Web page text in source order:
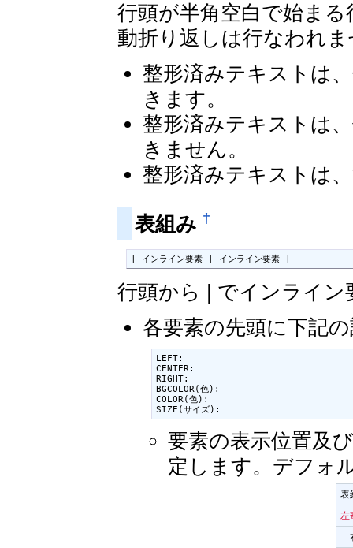
行頭が半角空白で始ま
動折り返しは行なわれ
整形済みテキストは
きます。
整形済みテキストは
きません。
整形済みテキストは
表組み †
| インライン要素 | インライン要素 |
行頭から | でインライ
各要素の先頭に下記
LEFT:
CENTER:
RIGHT:
BGCOLOR(色):
COLOR(色):
SIZE(サイズ):
要素の表示位置及
定します。デフォ
表
左